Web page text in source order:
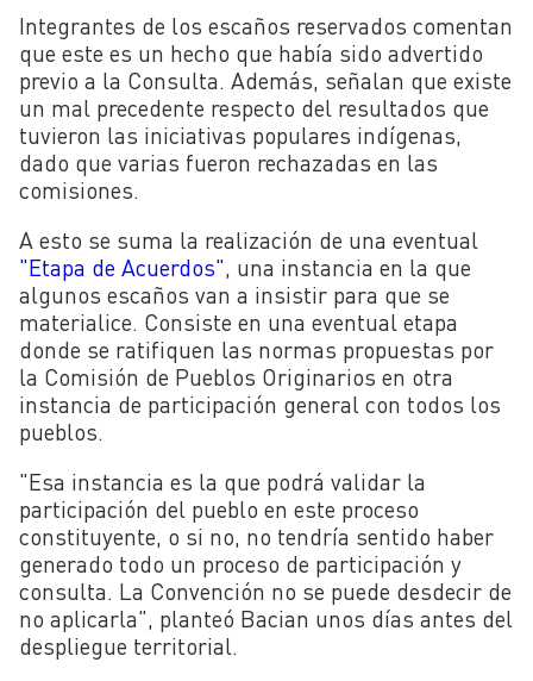
Integrantes de los escaños reservados comentan
que este es un hecho que había sido advertido
previo a la Consulta. Además, señalan que existe
un mal precedente respecto del resultados que
tuvieron las iniciativas populares indígenas,
dado que varias fueron rechazadas en las
comisiones.
A esto se suma la realización de una eventual
"Etapa de Acuerdos", una instancia en la que
algunos escaños van a insistir para que se
materialice. Consiste en una eventual etapa
donde se ratifiquen las normas propuestas por
la Comisión de Pueblos Originarios en otra
instancia de participación general con todos los
pueblos.
"Esa instancia es la que podrá validar la
participación del pueblo en este proceso
constituyente, o si no, no tendría sentido haber
generado todo un proceso de participación y
consulta. La Convención no se puede desdecir de
no aplicarla", planteó Bacian unos días antes del
despliegue territorial.